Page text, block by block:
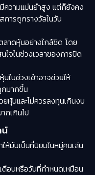
ความแม่นยำสูง แต่ก็ยังคง
การถูกรางวัลในวัน
าดหุ้นอย่างใกล้ชิด โดย
ใจในช่วงเวลาของการปิด
ในช่วงเช้าอาจช่วยให้
มากขึ้น
หุ้นและไม่ควรลงทุนเกินงบ
กเกินไป
น์
ห้มันเป็นที่นิยมในหมู่คนเล่น
อนหรือวันที่กำหนดเหมือน